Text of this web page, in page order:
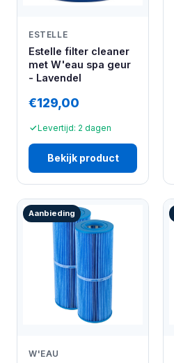
ESTELLE
Estelle filter cleaner
met W'eau spa geur
- Lavendel
€129,00
Levertijd: 2 dagen
Bekijk product
Aanbieding
W'EAU